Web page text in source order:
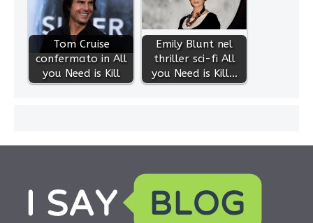
Tom Cruise
confermato in All
you Need is Kill
Emily Blunt nel
thriller sci-fi All
you Need is Kill…